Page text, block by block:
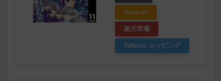
Amazon
楽天市場
Yahooショッピング